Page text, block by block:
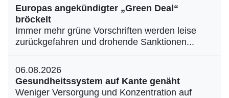
Europas angekündigter „Green Deal“
bröckelt
Immer mehr grüne Vorschriften werden leise
zurückgefahren und drohende Sanktionen...
06.08.2026
Gesundheitssystem auf Kante genäht
Weniger Versorgung und Konzentration auf